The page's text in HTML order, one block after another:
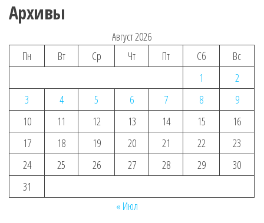
Архивы
Август 2026
Пн
Вт Ср Чт Пт Сб
Вс
1
2
3
4 5 6 7 8
9
10
11 12 13 14 15
16
17
18 19 20 21 22
23
24
25 26 27 28 29
30
31
« Июл